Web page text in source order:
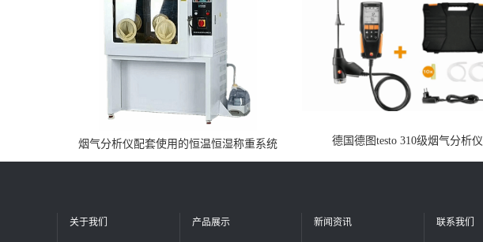
烟气分析仪配套使用的恒温恒湿称重系统 德国德图testo 310级烟气分析仪
关于我们 产品展示 新闻资讯 联系我们